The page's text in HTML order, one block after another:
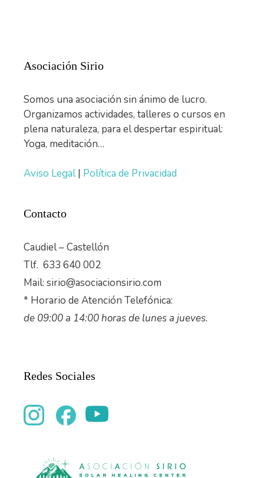
Asociación Sirio
Somos una asociación sin ánimo de lucro.
Organizamos actividades, talleres o cursos en
plena naturaleza, para el despertar espiritual:
Yoga, meditación…
Aviso Legal| Política de Privacidad
Contacto
Caudiel – Castellón
Tlf. 633 640 002
Mail: sirio@asociacionsirio.com
* Horario de Atención Telefónica:
de 09:00 a 14:00 horas de lunes a jueves.
Redes Sociales